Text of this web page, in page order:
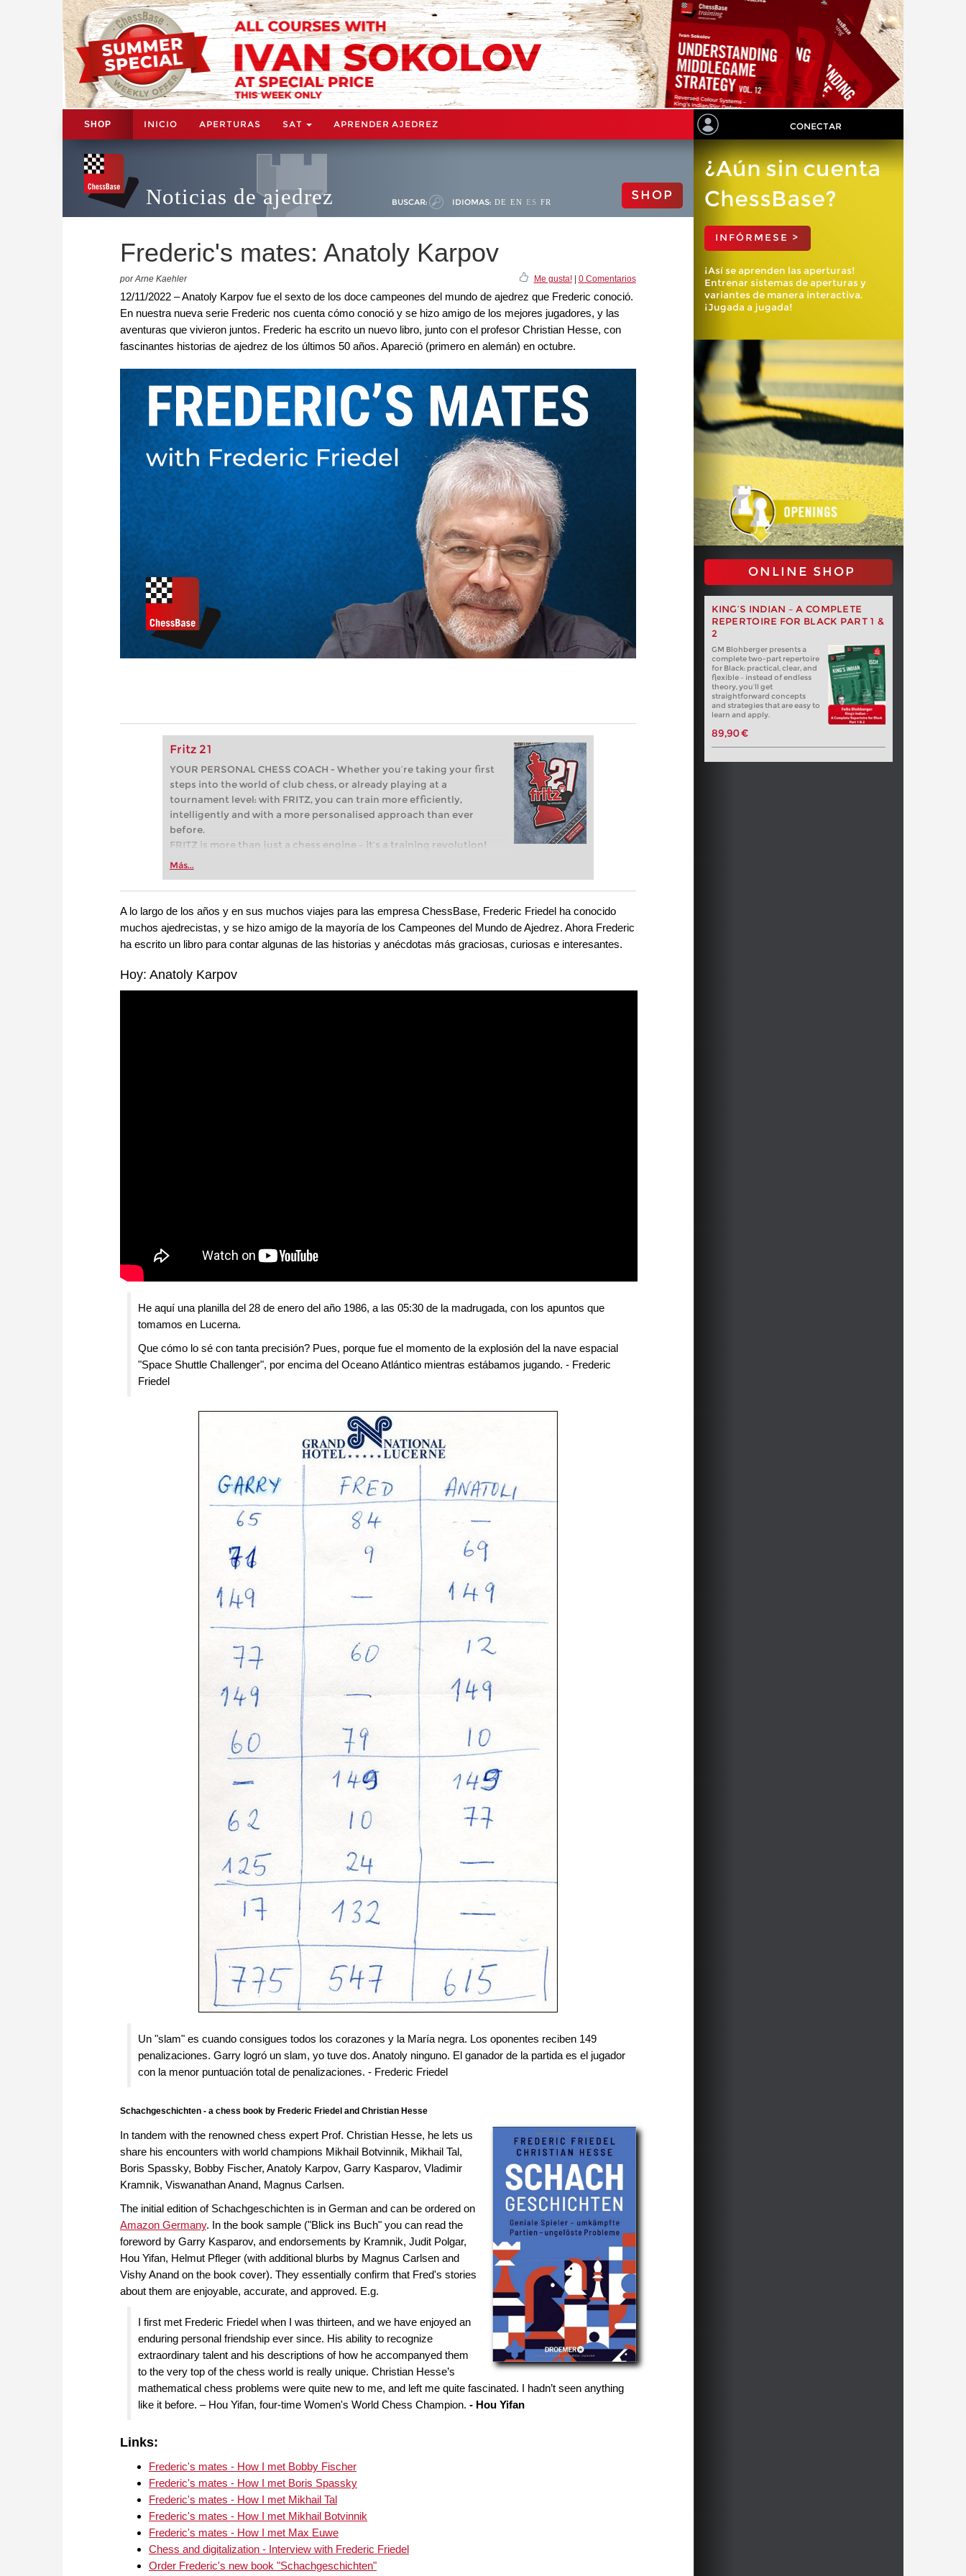
SHOP INICIO APERTURAS SAT APRENDER AJEDREZ CONECTAR
Noticias de ajedrez BUSCAR: IDIOMAS: DE EN ES FR SHOP
Frederic's mates: Anatoly Karpov
por Arne Kaehler Me gusta!| 0 Comentarios
12/11/2022 – Anatoly Karpov fue el sexto de los doce campeones del mundo de ajedrez que Frederic conoció.
En nuestra nueva serie Frederic nos cuenta cómo conoció y se hizo amigo de los mejores jugadores, y las
aventuras que vivieron juntos. Frederic ha escrito un nuevo libro, junto con el profesor Christian Hesse, con
fascinantes historias de ajedrez de los últimos 50 años. Apareció (primero en alemán) en octubre.
Fritz 21
YOUR PERSONAL CHESS COACH - Whether you’re taking your first
steps into the world of club chess, or already playing at a
tournament level: with FRITZ, you can train more efficiently,
intelligently and with a more personalised approach than ever
before.
FRITZ is more than just a chess engine – it’s a training revolution!
Whether you’re taking your first steps into the world of club chess,
more efficiently, intelligently and with a more personalised
approach than ever before.
Más...
¿Aún sin cuenta
ChessBase?
INFÓRMESE >
¡Así se aprenden las aperturas!
Entrenar sistemas de aperturas y
variantes de manera interactiva.
¡Jugada a jugada!
ONLINE SHOP
KING’S INDIAN – A COMPLETE
REPERTOIRE FOR BLACK PART 1 &
2
GM Blohberger presents a
complete two-part repertoire
for Black: practical, clear, and
flexible – instead of endless
theory, you’ll get
straightforward concepts
and strategies that are easy to
learn and apply.
89,90 €
A lo largo de los años y en sus muchos viajes para las empresa ChessBase, Frederic Friedel ha conocido
muchos ajedrecistas, y se hizo amigo de la mayoría de los Campeones del Mundo de Ajedrez. Ahora Frederic
ha escrito un libro para contar algunas de las historias y anécdotas más graciosas, curiosas e interesantes.
Hoy: Anatoly Karpov
He aquí una planilla del 28 de enero del año 1986, a las 05:30 de la madrugada, con los apuntos que
tomamos en Lucerna.
Que cómo lo sé con tanta precisión? Pues, porque fue el momento de la explosión del la nave espacial
"Space Shuttle Challenger", por encima del Oceano Atlántico mientras estábamos jugando. - Frederic
Friedel
Un "slam" es cuando consigues todos los corazones y la María negra. Los oponentes reciben 149
penalizaciones. Garry logró un slam, yo tuve dos. Anatoly ninguno. El ganador de la partida es el jugador
con la menor puntuación total de penalizaciones. - Frederic Friedel
Schachgeschichten - a chess book by Frederic Friedel and Christian Hesse
In tandem with the renowned chess expert Prof. Christian Hesse, he lets us
share his encounters with world champions Mikhail Botvinnik, Mikhail Tal,
Boris Spassky, Bobby Fischer, Anatoly Karpov, Garry Kasparov, Vladimir
Kramnik, Viswanathan Anand, Magnus Carlsen.
The initial edition of Schachgeschichten is in German and can be ordered on
Amazon Germany. In the book sample ("Blick ins Buch" you can read the
foreword by Garry Kasparov, and endorsements by Kramnik, Judit Polgar,
Hou Yifan, Helmut Pfleger (with additional blurbs by Magnus Carlsen and
Vishy Anand on the book cover). They essentially confirm that Fred's stories
about them are enjoyable, accurate, and approved. E.g.
I first met Frederic Friedel when I was thirteen, and we have enjoyed an
enduring personal friendship ever since. His ability to recognize
extraordinary talent and his descriptions of how he accompanyed them
to the very top of the chess world is really unique. Christian Hesse’s
mathematical chess problems were quite new to me, and left me quite fascinated. I hadn’t seen anything
like it before. – Hou Yifan, four-time Women's World Chess Champion. - Hou Yifan
Links:
Frederic's mates - How I met Bobby Fischer
Frederic's mates - How I met Boris Spassky
Frederic's mates - How I met Mikhail Tal
Frederic's mates - How I met Mikhail Botvinnik
Frederic's mates - How I met Max Euwe
Chess and digitalization - Interview with Frederic Friedel
Order Frederic's new book "Schachgeschichten"